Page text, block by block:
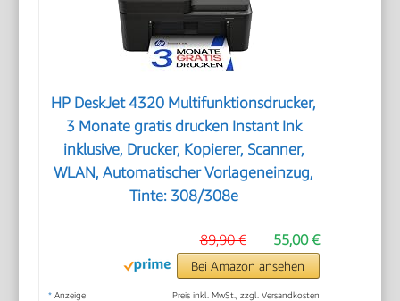
HP DeskJet 4320 Multifunktionsdrucker,
3 Monate gratis drucken Instant Ink
inklusive, Drucker, Kopierer, Scanner,
WLAN, Automatischer Vorlageneinzug,
Tinte: 308/308e
55,00 €
89,90 €
Bei Amazon ansehen
* Anzeige Preis inkl. MwSt., zzgl. Versandkosten